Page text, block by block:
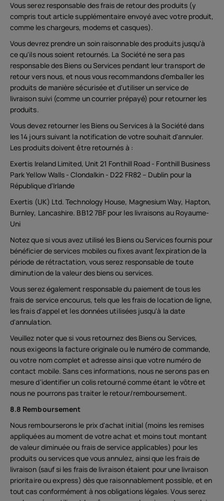
Vous serez responsable des frais de retour des produits (y
compris tout article supplémentaire envoyé avec votre produit,
comme les chargeurs, modems et casques).
Vous devrez prendre un soin raisonnable des produits jusqu'à
ce qu'ils nous soient retournés. La Société ne sera pas
responsable des Biens ou Services pendant leur transport de
retour vers nous, et nous vous recommandons d'emballer les
produits de manière sécurisée et d'utiliser un service de
livraison suivi (comme un courrier prépayé) pour retourner les
produits.
Vous devez retourner les Biens ou Services à la Société dans
les 14 jours suivant la notification de votre souhait d'annuler.
Les produits doivent être retournés à :
Exertis Ireland Limited, Unit 21 Fonthill Road - Fonthill Business
Park Yellow Walls - Clondalkin - D22 FR82 – Dublin pour la
République d'Irlande
Exertis (UK) Ltd. Technology House, Magnesium Way, Hapton,
Burnley, Lancashire. BB12 7BF pour les livraisons au Royaume-
Uni
Notez que si vous avez utilisé les Biens ou Services fournis pour
bénéficier de services mobiles ou fixes avant l'expiration de la
période de rétractation, vous serez responsable de toute
diminution de la valeur des biens ou services.
Vous serez également responsable du paiement de tous les
frais de service encourus, tels que les frais de location de ligne,
les frais d'appel et les données utilisées jusqu'à la date
d'annulation.
Veuillez noter que si vous retournez des Biens ou Services,
nous exigeons la facture originale ou le numéro de commande,
ou votre nom complet et adresse ainsi que votre numéro de
contact mobile. Sans ces informations, nous ne serons pas en
mesure d'identifier un colis retourné comme étant le vôtre et
nous ne pourrons pas traiter le retour/remboursement.
8.8 Remboursement
Nous rembourserons le prix d'achat initial (moins les remises
appliquées au moment de votre achat et moins tout montant
de valeur diminuée ou frais de service applicables) pour les
produits ou services que vous annulez, ainsi que les frais de
livraison (sauf si les frais de livraison étaient pour une livraison
prioritaire ou express) dès que raisonnablement possible, et en
tout cas conformément à nos obligations légales. Vous serez